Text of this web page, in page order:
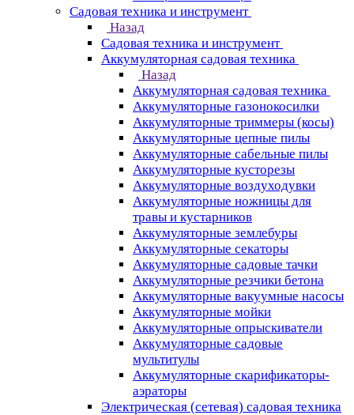
Cадовая техника и инструмент
Назад
Cадовая техника и инструмент
Аккумуляторная садовая техника
Назад
Аккумуляторная садовая техника
Аккумуляторные газонокосилки
Аккумуляторные триммеры (косы)
Аккумуляторные цепные пилы
Аккумуляторные сабельные пилы
Аккумуляторные кусторезы
Аккумуляторные воздуходувки
Аккумуляторные ножницы для
травы и кустарников
Аккумуляторные землебуры
Аккумуляторные секаторы
Аккумуляторные садовые тачки
Аккумуляторные резчики бетона
Аккумуляторные вакуумные насосы
Аккумуляторные мойки
Аккумуляторные опрыскиватели
Аккумуляторные садовые
мультитулы
Аккумуляторные скарификаторы-
аэраторы
Электрическая (сетевая) садовая техника